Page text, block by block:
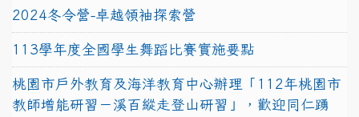
2024冬令營-卓越領袖探索營
113學年度全國學生舞蹈比賽實施要點
桃園市戶外教育及海洋教育中心辦理「112年桃園市
教師增能研習－溪百縱走登山研習」，歡迎同仁踴